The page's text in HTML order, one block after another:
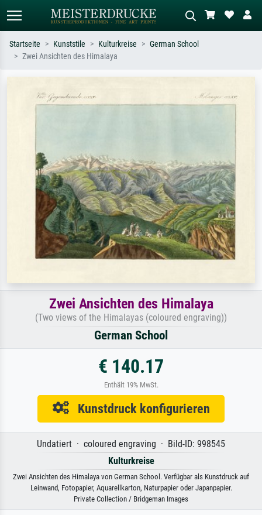
oder Stilen – z.B. Monet,
Wiese, Abstrakt mit viel Rot, Dunkles
Startseite Kunststile Kulturkreise
German School
Zwei Ansichten des Himalaya
Zwei Ansichten des Himalaya
(Two views of the Himalayas (coloured engraving))
German School
€ 140.17
Enthält 19% MwSt.
Kunstdruck konfigurieren
Undatiert · coloured engraving · Bild-ID: 998545
Kulturkreise
Zwei Ansichten des Himalaya von German School. Verfügbar als Kunstdruck auf
Leinwand, Fotopapier, Aquarellkarton, Naturpapier oder Japanpapier.
Private Collection / Bridgeman Images